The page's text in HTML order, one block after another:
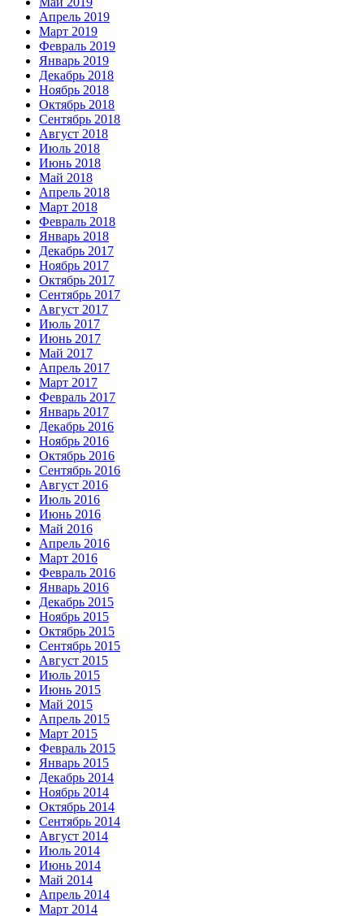
Апрель 2019
Март 2019
Февраль 2019
Январь 2019
Декабрь 2018
Ноябрь 2018
Октябрь 2018
Сентябрь 2018
Август 2018
Июль 2018
Июнь 2018
Май 2018
Апрель 2018
Март 2018
Февраль 2018
Январь 2018
Декабрь 2017
Ноябрь 2017
Октябрь 2017
Сентябрь 2017
Август 2017
Июль 2017
Июнь 2017
Май 2017
Апрель 2017
Март 2017
Февраль 2017
Январь 2017
Декабрь 2016
Ноябрь 2016
Октябрь 2016
Сентябрь 2016
Август 2016
Июль 2016
Июнь 2016
Май 2016
Апрель 2016
Март 2016
Февраль 2016
Январь 2016
Декабрь 2015
Ноябрь 2015
Октябрь 2015
Сентябрь 2015
Август 2015
Июль 2015
Июнь 2015
Май 2015
Апрель 2015
Март 2015
Февраль 2015
Январь 2015
Декабрь 2014
Ноябрь 2014
Октябрь 2014
Сентябрь 2014
Август 2014
Июль 2014
Июнь 2014
Май 2014
Апрель 2014
Март 2014